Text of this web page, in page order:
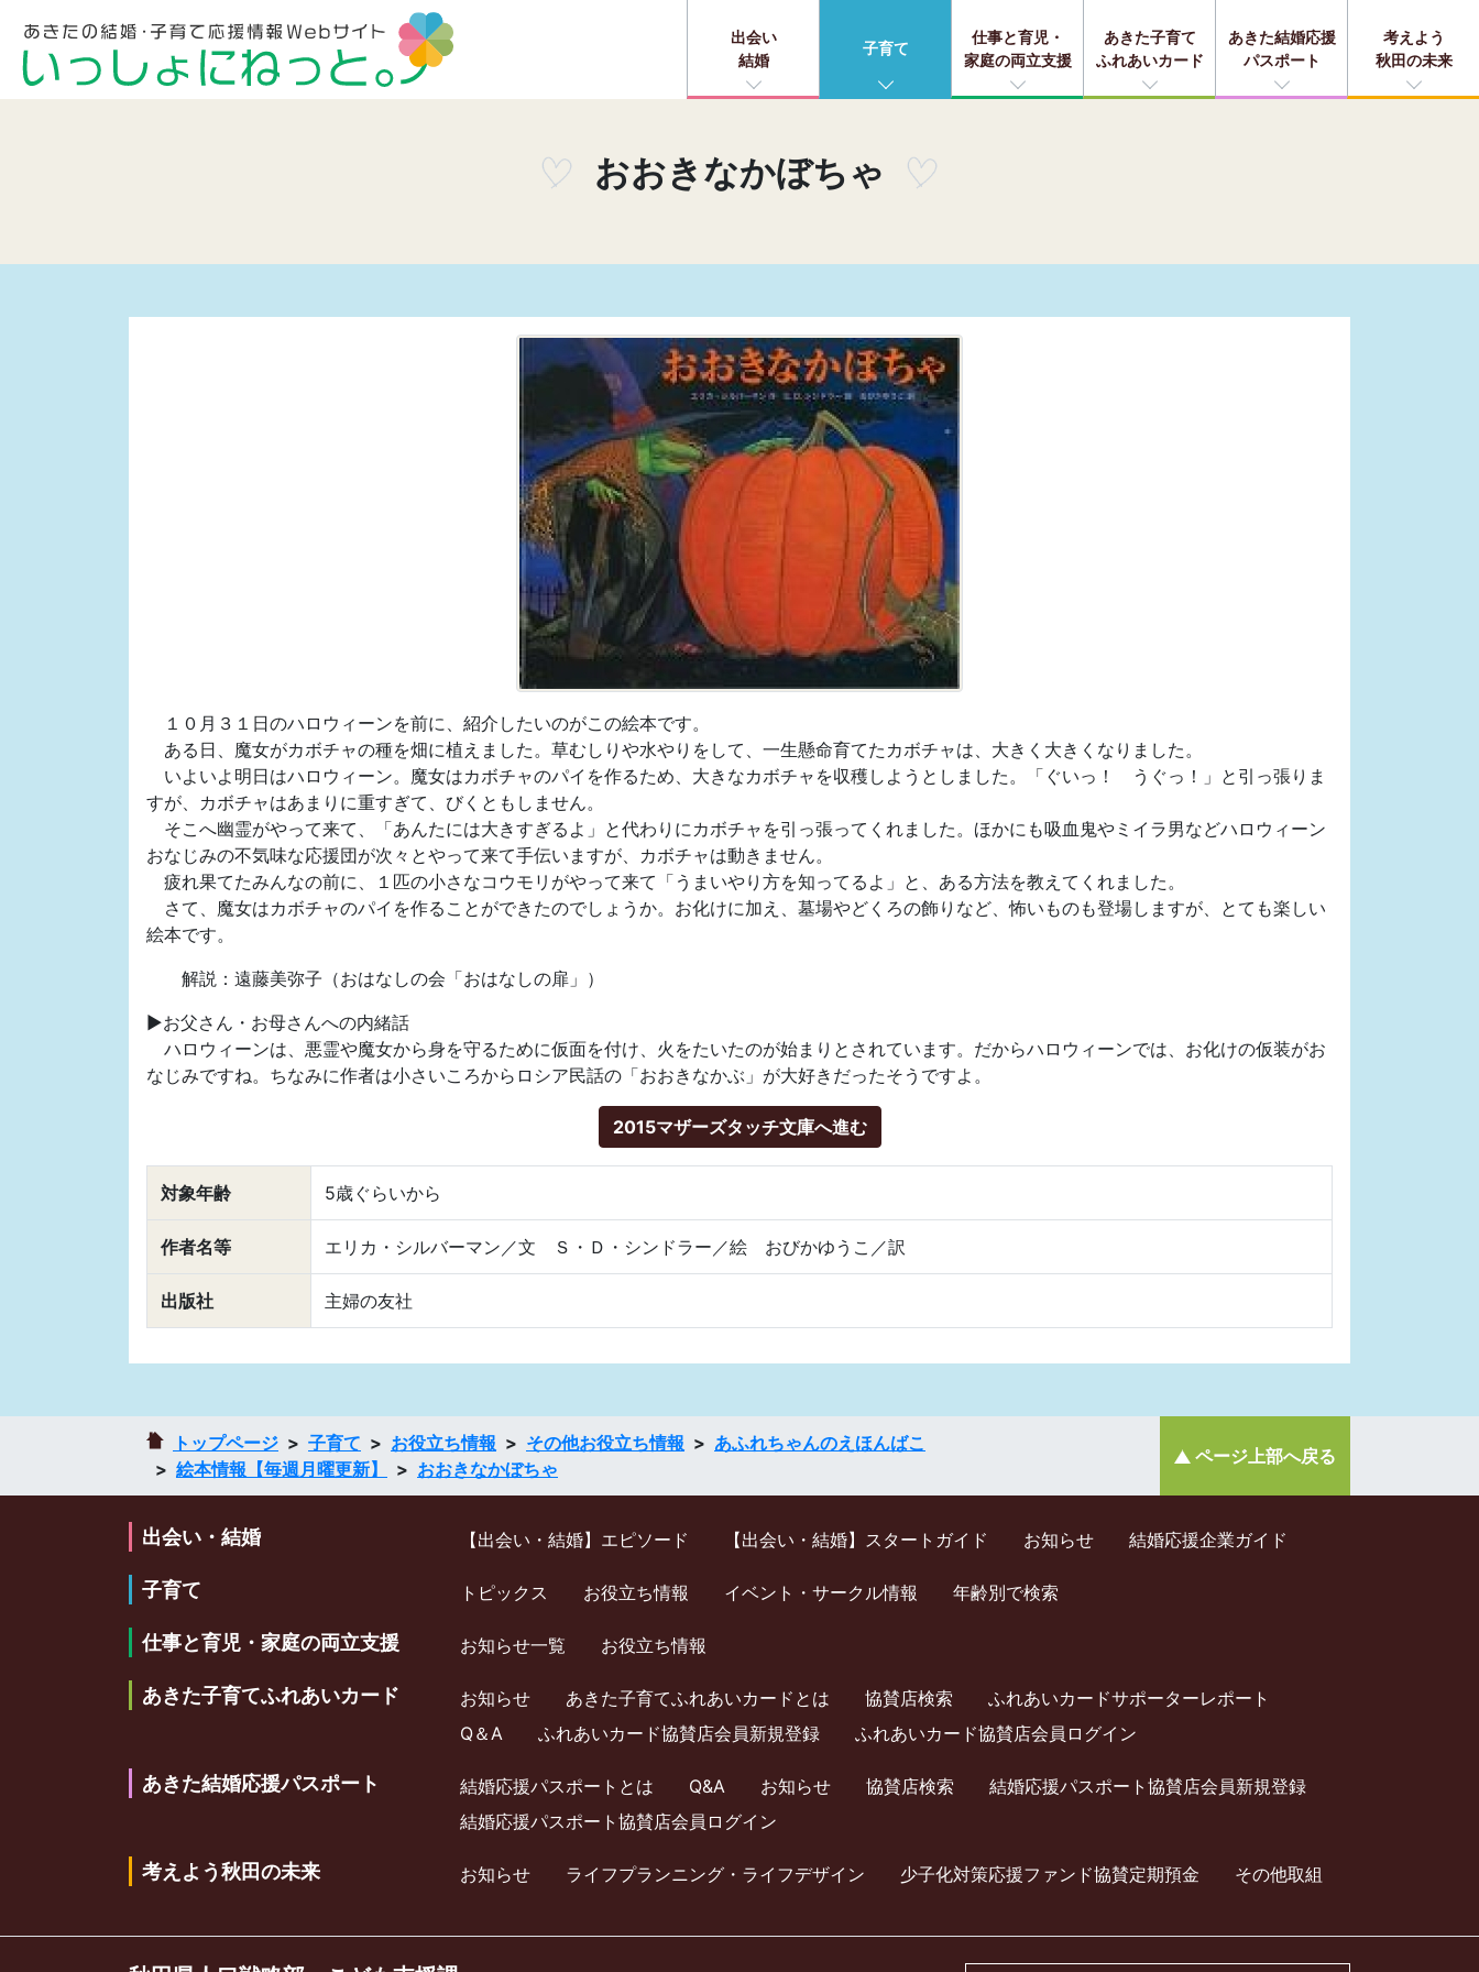
出会い
結婚
子育て
仕事と育児・
家庭の両立支援
あきた子育て
ふれあいカード
あきた結婚応援
パスポート
考えよう
秋田の未来
おおきなかぼちゃ
１０月３１日のハロウィーンを前に、紹介したいのがこの絵本です。
ある日、魔女がカボチャの種を畑に植えました。草むしりや水やりをして、一生懸命育てたカボチャは、大きく大きくなりました。
いよいよ明日はハロウィーン。魔女はカボチャのパイを作るため、大きなカボチャを収穫しようとしました。「ぐいっ！ うぐっ！」と引っ張りま
すが、カボチャはあまりに重すぎて、びくともしません。
そこへ幽霊がやって来て、「あんたには大きすぎるよ」と代わりにカボチャを引っ張ってくれました。ほかにも吸血鬼やミイラ男などハロウィーン
おなじみの不気味な応援団が次々とやって来て手伝いますが、カボチャは動きません。
疲れ果てたみんなの前に、１匹の小さなコウモリがやって来て「うまいやり方を知ってるよ」と、ある方法を教えてくれました。
さて、魔女はカボチャのパイを作ることができたのでしょうか。お化けに加え、墓場やどくろの飾りなど、怖いものも登場しますが、とても楽しい
絵本です。
解説：遠藤美弥子（おはなしの会「おはなしの扉」）
▶お父さん・お母さんへの内緒話
ハロウィーンは、悪霊や魔女から身を守るために仮面を付け、火をたいたのが始まりとされています。だからハロウィーンでは、お化けの仮装がお
なじみですね。ちなみに作者は小さいころからロシア民話の「おおきなかぶ」が大好きだったそうですよ。
2015マザーズタッチ文庫へ進む
対象年齢 5歳ぐらいから
作者名等 エリカ・シルバーマン／文 Ｓ・Ｄ・シンドラー／絵 おびかゆうこ／訳
出版社 主婦の友社
トップページ 子育て お役立ち情報 その他お役立ち情報
あふれちゃんのえほんばこ
絵本情報【毎週月曜更新】
おおきなかぼちゃ
ページ上部へ戻る
出会い・結婚 【出会い・結婚】エピソード 【出会い・結婚】スタートガイド お知らせ 結婚応援企業ガイド
子育て トピックス お役立ち情報 イベント・サークル情報 年齢別で検索
仕事と育児・家庭の両立支援 お知らせ一覧 お役立ち情報
あきた子育てふれあいカード お知らせ あきた子育てふれあいカードとは 協賛店検索
ふれあいカードサポーターレポート
Q＆A
ふれあいカード協賛店会員新規登録 ふれあいカード協賛店会員ログイン
あきた結婚応援パスポート 結婚応援パスポートとは Q&A お知らせ 協賛店検索
結婚応援パスポート協賛店会員新規登録
結婚応援パスポート協賛店会員ログイン
考えよう秋田の未来 お知らせ ライフプランニング・ライフデザイン 少⼦化対策応援ファンド協賛定期預⾦ その他取組